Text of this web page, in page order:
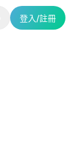
登入/註冊